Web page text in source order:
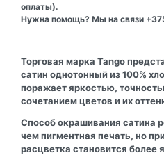
оплаты).
Нужна помощь? Мы на связи
Торговая марка Tango
сатин однотонный из 100%
поражает яркостью,
сочетанием цветов и их
Способ окрашивания сатина
чем пигментная печать, но
расцветка становится более